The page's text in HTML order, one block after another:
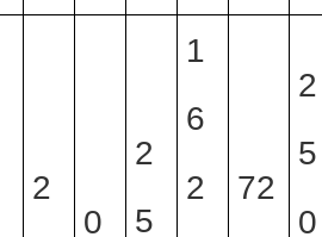
2
0
2
5
1
6
2
72
2
5
0